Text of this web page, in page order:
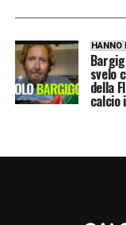
HANNO
svelo
della
calcio